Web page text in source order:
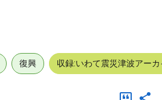
復興 収録:いわて震災津波アーカ